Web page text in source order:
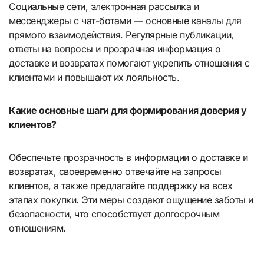
Социальные сети, электронная рассылка и
мессенджеры с чат-ботами — основные каналы для
прямого взаимодействия. Регулярные публикации,
ответы на вопросы и прозрачная информация о
доставке и возвратах помогают укрепить отношения с
клиентами и повышают их лояльность.
Какие основные шаги для формирования доверия у
клиентов?
Обеспечьте прозрачность в информации о доставке и
возвратах, своевременно отвечайте на запросы
клиентов, а также предлагайте поддержку на всех
этапах покупки. Эти меры создают ощущение заботы и
безопасности, что способствует долгосрочным
отношениям.